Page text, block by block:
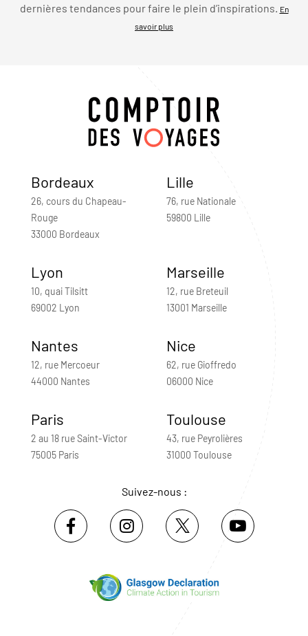
dernières tendances pour faire le plein d’inspirations. En
savoir plus
Bordeaux
26, cours du Chapeau-
Rouge
33000 Bordeaux
Lille
76, rue Nationale
59800 Lille
Lyon
10, quai Tilsitt
69002 Lyon
Marseille
12, rue Breteuil
13001 Marseille
Nantes
12, rue Mercoeur
44000 Nantes
Nice
62, rue Gioffredo
06000 Nice
Paris
2 au 18 rue Saint-Victor
75005 Paris
Toulouse
43, rue Peyrolières
31000 Toulouse
Suivez-nous :